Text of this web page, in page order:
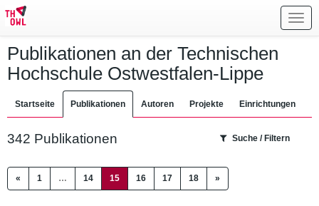
Publikationen an der Technischen
Hochschule Ostwestfalen-Lippe
Startseite Publikationen Autoren Projekte Einrichtungen
342 Publikationen Suche / Filtern
« 1 … 14 15(current)
16 17 18 »